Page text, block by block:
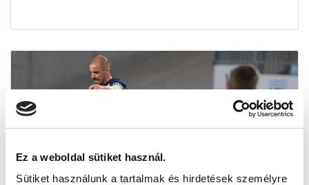
Ez a weboldal sütiket használ.
Sütiket használunk a tartalmak és hirdetések személyre